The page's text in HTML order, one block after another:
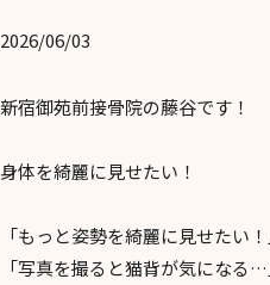
2026/06/03
新宿御苑前接骨院の藤谷です！
身体を綺麗に見せたい！
「もっと姿勢を綺麗に見せたい！
「写真を撮ると猫背が気になる…